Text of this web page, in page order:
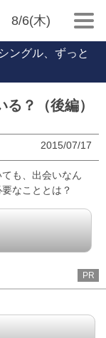
8/6(木)
ングル、ずっと
？（後編）
2015/07/17
も、出会いなん
なこととは？
PR